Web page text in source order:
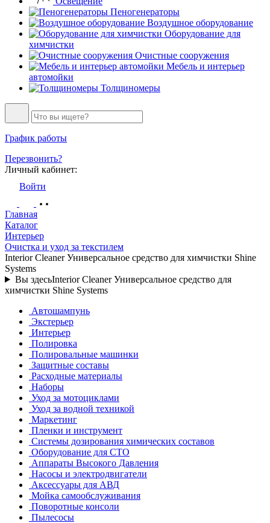
Пеногенераторы
Воздушное оборудование
Оборудование для
химчистки
Очистные сооружения
Мебель и интерьер
автомойки
Толщиномеры
График работы
Перезвонить?
Личный кабинет:
Войти
Главная
Каталог
Интерьер
Очистка и уход за текстилем
Interior Cleaner Универсальное средство для химчистки Shine
Systems
Вы здесьInterior Cleaner Универсальное средство для
химчистки Shine Systems
Автошампунь
Экстерьер
Интерьер
Полировка
Полировальные машинки
Защитные составы
Расходные материалы
Наборы
Уход за мотоциклами
Уход за водной техникой
Маркетинг
Пленки и инструмент
Системы дозирования химических составов
Оборудование для СТО
Аппараты Высокого Давления
Насосы и электродвигатели
Аксессуары для АВД
Мойка самообслуживания
Поворотные консоли
Пылесосы